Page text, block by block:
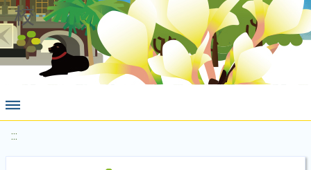
校
:::